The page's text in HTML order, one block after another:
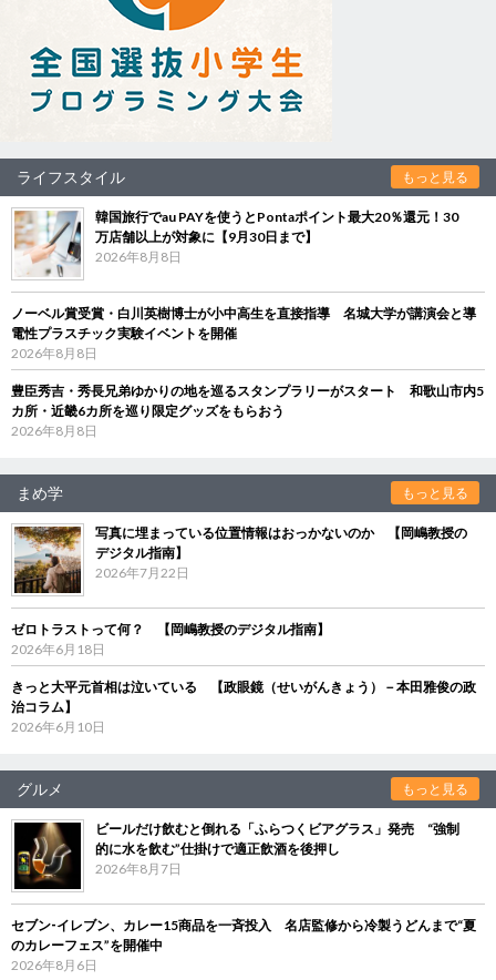
ライフスタイル もっと見る
韓国旅行でau PAYを使うとPontaポイント最大20％還元！30
万店舗以上が対象に【9月30日まで】
2026年8月8日
ノーベル賞受賞・白川英樹博士が小中高生を直接指導 名城大学が講演会と導
電性プラスチック実験イベントを開催
2026年8月8日
豊臣秀吉・秀長兄弟ゆかりの地を巡るスタンプラリーがスタート 和歌山市内5
カ所・近畿6カ所を巡り限定グッズをもらおう
2026年8月8日
まめ学 もっと見る
写真に埋まっている位置情報はおっかないのか 【岡嶋教授の
デジタル指南】
2026年7月22日
ゼロトラストって何？ 【岡嶋教授のデジタル指南】
2026年6月18日
きっと大平元首相は泣いている 【政眼鏡（せいがんきょう）－本田雅俊の政
治コラム】
2026年6月10日
グルメ もっと見る
ビールだけ飲むと倒れる「ふらつくビアグラス」発売 “強制
的に水を飲む”仕掛けで適正飲酒を後押し
2026年8月7日
セブン‐イレブン、カレー15商品を一斉投入 名店監修から冷製うどんまで“夏
のカレーフェス”を開催中
2026年8月6日